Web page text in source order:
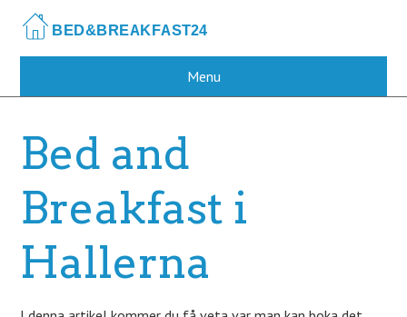
main
Menu
Bed and
Breakfast i
Hallerna